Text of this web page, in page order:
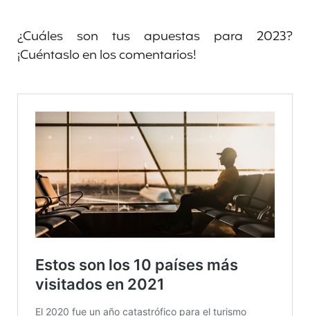
¿Cuáles son tus apuestas para 2023?
¡Cuéntaslo en los comentarios!